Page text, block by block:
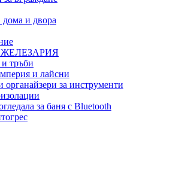
и двора
тръби
и лайсни
за инструменти
за баня с Bluetooth